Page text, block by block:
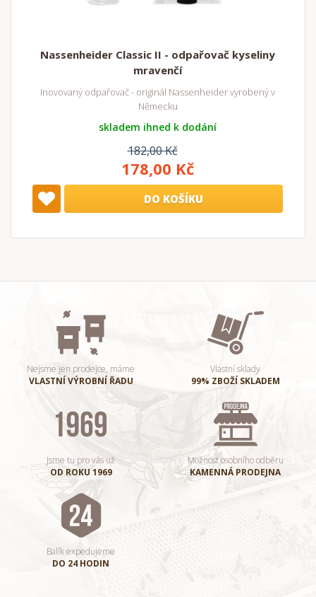
Nassenheider Classic II - odpařovač kyseliny
mravenčí
Inovovaný odpařovač - originál Nassenheider vyrobený v
Německu
skladem ihned k dodání
182,00 Kč
178,00 Kč
DO KOŠÍKU
Nejsme jen prodejce, máme
VLASTNÍ VÝROBNÍ ŘADU
Vlastní sklady
99% ZBOŽÍ SKLADEM
Jsme tu pro vás už
OD ROKU 1969
Možnost osobního odběru
KAMENNÁ PRODEJNA
Balík expedujeme
DO 24 HODIN